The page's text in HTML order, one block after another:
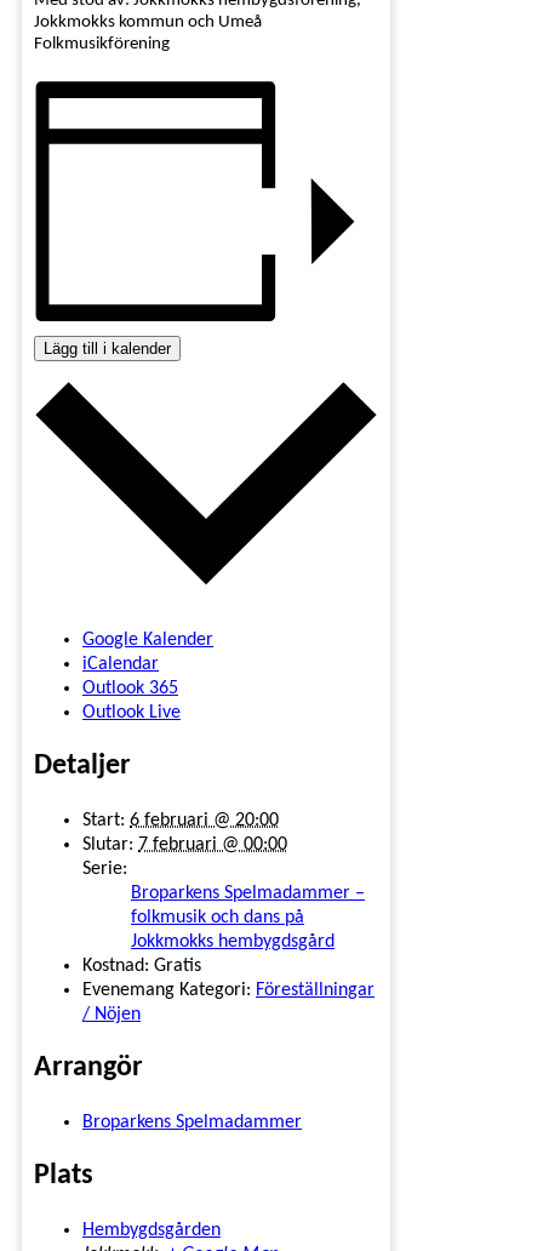
Jokkmokks kommun och Umeå
Folkmusikförening
Lägg till i kalender
Google Kalender
iCalendar
Outlook 365
Outlook Live
Detaljer
Start: 6 februari @ 20:00
Slutar: 7 februari @ 00:00
Serie:
Broparkens Spelmadammer –
folkmusik och dans på
Jokkmokks hembygdsgård
Kostnad: Gratis
Evenemang Kategori: Föreställningar
/ Nöjen
Arrangör
Broparkens Spelmadammer
Plats
Hembygdsgården